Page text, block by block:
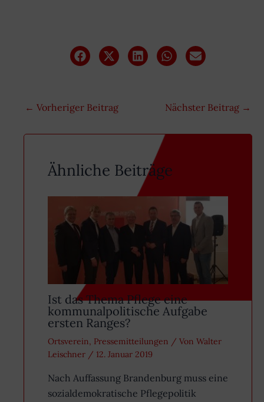
← Vorheriger Beitrag Nächster Beitrag →
Ähnliche Beiträge
Ist das Thema Pflege eine
kommunalpolitische Aufgabe
ersten Ranges?
Ortsverein, Pressemitteilungen / Von Walter
Leischner / 12. Januar 2019
Nach Auffassung Brandenburg muss eine
sozialdemokratische Pflegepolitik